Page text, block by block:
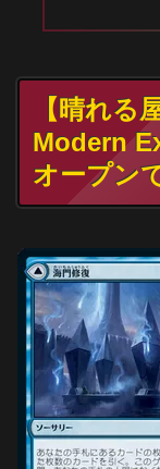
【晴れる
Modern
オープン